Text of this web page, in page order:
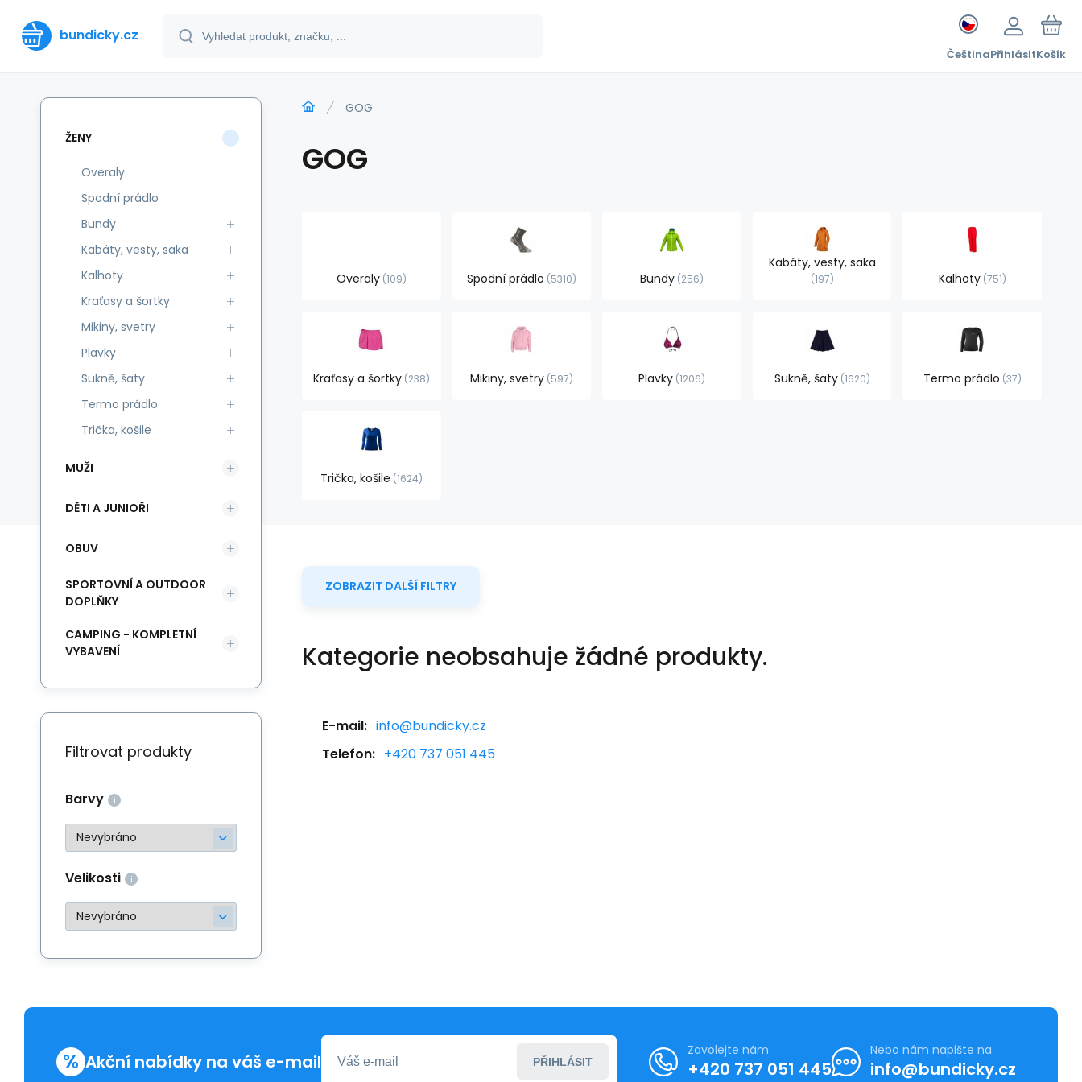
bundicky.cz
ČeštinaPřihlásitKošík
GOG
GOG
Overaly 109 Spodní prádlo 5310 Bundy 256
Kabáty, vesty, saka
197 Kalhoty 751
Kraťasy a šortky 238 Mikiny, svetry 597 Plavky 1206 Sukně, šaty 1620 Termo prádlo 37
Trička, košile 1624
ZOBRAZIT DALŠÍ FILTRY
Kategorie neobsahuje žádné produkty.
E-mail: info@bundicky.cz
Telefon: +420 737 051 445
ŽENY
Overaly
Spodní prádlo
Bundy
Kabáty, vesty, saka
Kalhoty
Kraťasy a šortky
Mikiny, svetry
Plavky
Sukně, šaty
Termo prádlo
Trička, košile
MUŽI
DĚTI A JUNIOŘI
OBUV
SPORTOVNÍ A OUTDOOR
DOPLŇKY
CAMPING - KOMPLETNÍ
VYBAVENÍ
Filtrovat produkty
Barvy
Velikosti
% Akční nabídky na váš e-mail PŘIHLÁSIT
Zavolejte nám
+420 737 051 445
Nebo nám napište na
info@bundicky.cz